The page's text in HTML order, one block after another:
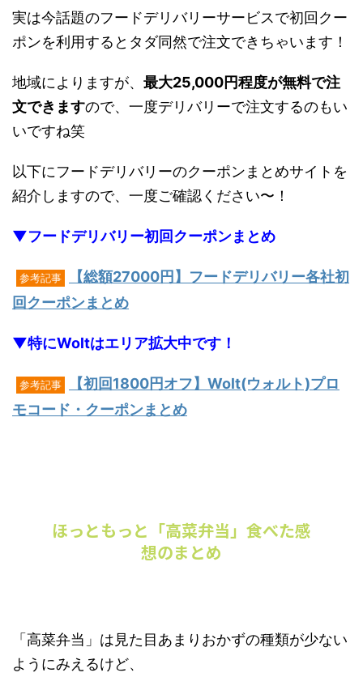
実は今話題のフードデリバリーサービスで初回クー
ポンを利用するとタダ同然で注文できちゃいます！
地域によりますが、 最大25,000円程度が無料で注
文できますので、一度デリバリーで注文するのもい
いですね笑
以下にフードデリバリーのクーポンまとめサイトを
紹介しますので、一度ご確認ください〜！
▼フードデリバリー初回クーポンまとめ
参考記事
【総額27000円】フードデリバリー各社初
回クーポンまとめ
▼特にWoltはエリア拡大中です！
参考記事
【初回1800円オフ】Wolt(ウォルト)プロ
モコード・クーポンまとめ
ほっともっと「高菜弁当」食べた感
想のまとめ
「高菜弁当」は見た目あまりおかずの種類が少ない
ようにみえるけど、